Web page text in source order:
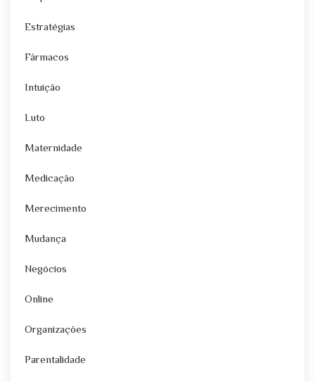
Estratégias
Fármacos
Intuição
Luto
Maternidade
Medicação
Merecimento
Mudança
Negócios
Online
Organizações
Parentalidade